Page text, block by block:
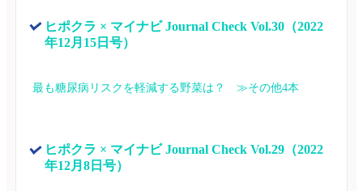
ヒポクラ × マイナビ Journal Check Vol.30（2022
年12月15日号）
最も糖尿病リスクを軽減する野菜は？　≫その他4本
ヒポクラ × マイナビ Journal Check Vol.29（2022
年12月8日号）